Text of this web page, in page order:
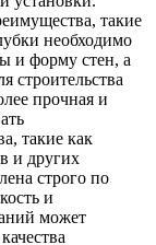
такие
необходимо
и форму стен, а
строительства
прочная и
такие как
и других
строго по
и
может